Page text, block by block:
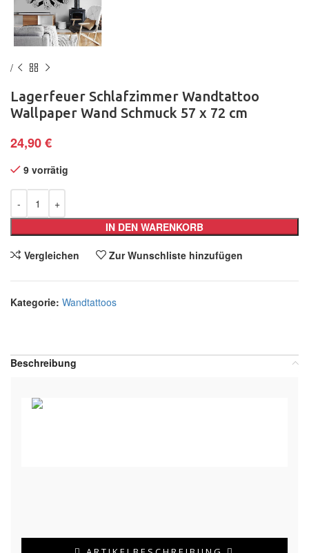
Lagerfeuer Schlafzimmer Wandtattoo
Wallpaper Wand Schmuck 57 x 72 cm
24,90€
9 vorrätig
IN DEN WARENKORB
Vergleichen Zur Wunschliste hinzufügen
Kategorie: Wandtattoos
Beschreibung